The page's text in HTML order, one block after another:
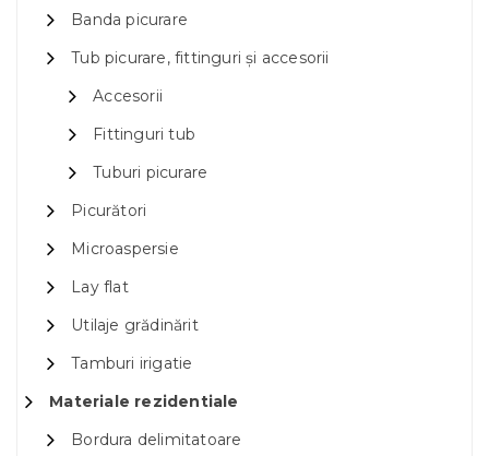
Banda picurare
Tub picurare, fittinguri și accesorii
Accesorii
Fittinguri tub
Tuburi picurare
Picurători
Microaspersie
Lay flat
Utilaje grădinărit
Tamburi irigatie
Materiale rezidentiale
Bordura delimitatoare